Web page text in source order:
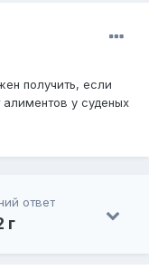
получить, если
у суденых
ответ
г